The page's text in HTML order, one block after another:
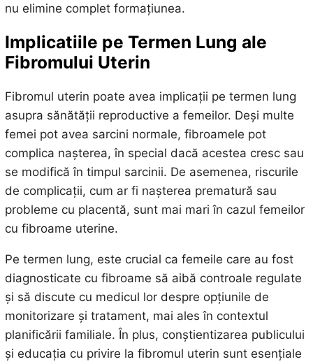
nu elimine complet formațiunea.
Implicatiile pe Termen Lung ale
Fibromului Uterin
Fibromul uterin poate avea implicații pe termen lung
asupra sănătății reproductive a femeilor. Deși multe
femei pot avea sarcini normale, fibroamele pot
complica nașterea, în special dacă acestea cresc sau
se modifică în timpul sarcinii. De asemenea, riscurile
de complicații, cum ar fi nașterea prematură sau
probleme cu placentă, sunt mai mari în cazul femeilor
cu fibroame uterine.
Pe termen lung, este crucial ca femeile care au fost
diagnosticate cu fibroame să aibă controale regulate
și să discute cu medicul lor despre opțiunile de
monitorizare și tratament, mai ales în contextul
planificării familiale. În plus, conștientizarea publicului
și educația cu privire la fibromul uterin sunt esențiale